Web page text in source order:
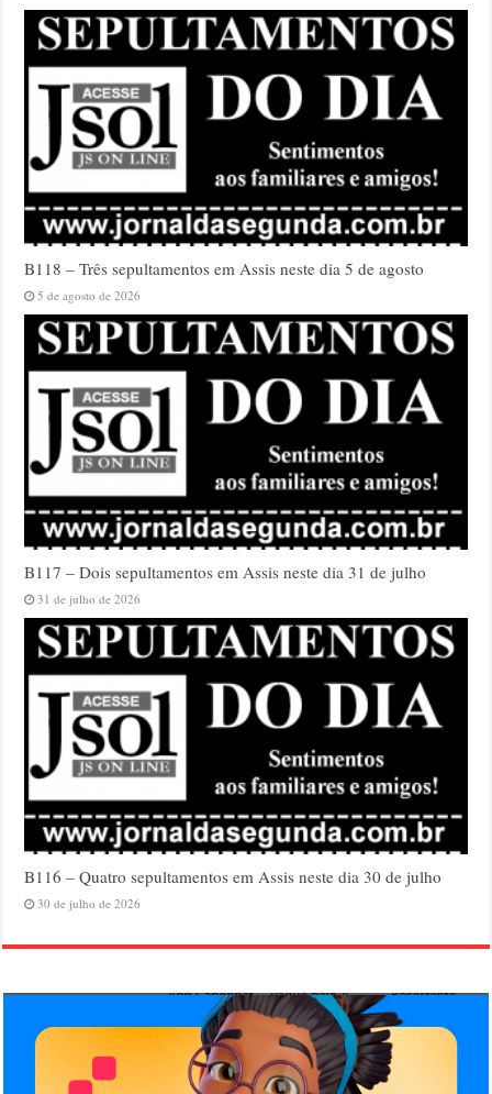
B118 – Três sepultamentos em Assis neste dia 5 de agosto
5 de agosto de 2026
B117 – Dois sepultamentos em Assis neste dia 31 de julho
31 de julho de 2026
B116 – Quatro sepultamentos em Assis neste dia 30 de julho
30 de julho de 2026